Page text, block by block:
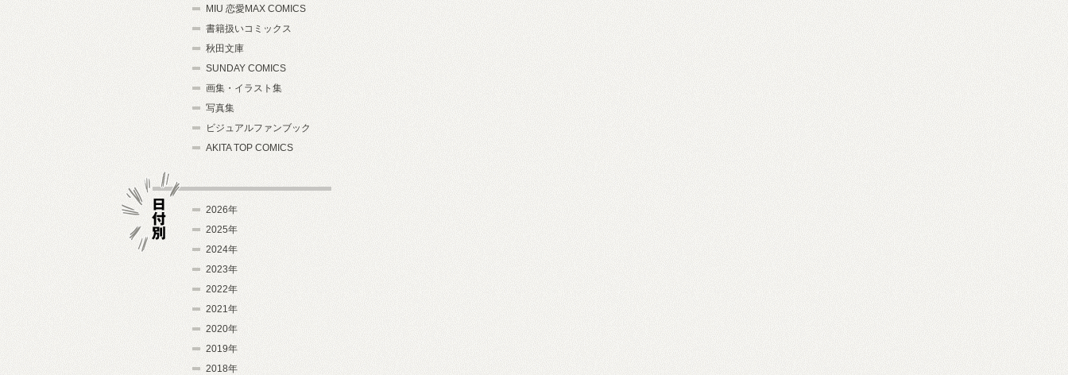
MIU 恋愛MAX COMICS
書籍扱いコミックス
秋田文庫
SUNDAY COMICS
画集・イラスト集
写真集
ビジュアルファンブック
AKITA TOP COMICS
2026年
2025年
2024年
2023年
2022年
2021年
2020年
2019年
2018年